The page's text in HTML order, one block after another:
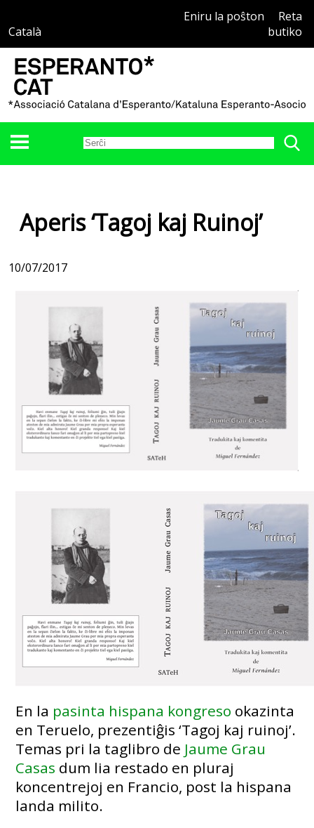
Català
Eniru la poŝton
Reta
butiko
Aperis ‘Tagoj kaj Ruinoj’
10/07/2017
En la pasinta hispana kongreso okazinta
en Teruelo, prezentiĝis ‘Tagoj kaj ruinoj’.
Temas pri la taglibro de Jaume Grau
Casas dum lia restado en pluraj
koncentrejoj en Francio, post la hispana
landa milito.